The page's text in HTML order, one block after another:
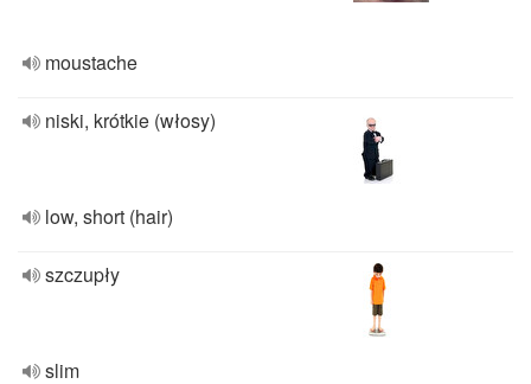
moustache
niski, krótkie (włosy)
low, short (hair)
szczupły
slim